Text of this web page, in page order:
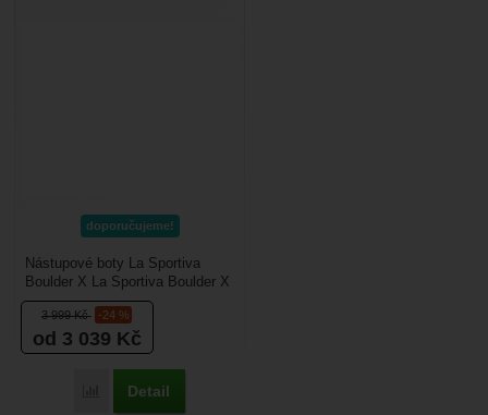
doporučujeme!
3 999Kč -24 %
od 3 039 Kč
Porovnat
Detail
Nástupové boty La Sportiva
Boulder X La Sportiva Boulder X
je robustní bota navržená pro
náročné přístupy...